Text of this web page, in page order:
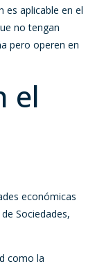
es aplicable en el
no tengan
pero operen en
el
económicas
Sociedades,
como la